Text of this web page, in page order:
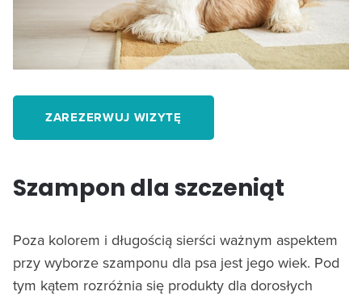
ZAREZERWUJ WIZYTĘ
Szampon dla szczeniąt
Poza kolorem i długością sierści ważnym aspektem
przy wyborze szamponu dla psa jest jego wiek. Pod
tym kątem rozróżnia się produkty dla dorosłych